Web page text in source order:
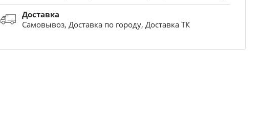
Доставка
Самовывоз, Доставка по городу, Доставка ТК